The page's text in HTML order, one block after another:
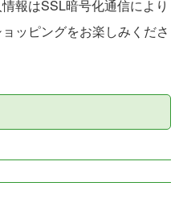
報はSSL暗号化通信により
ッピングをお楽しみくださ